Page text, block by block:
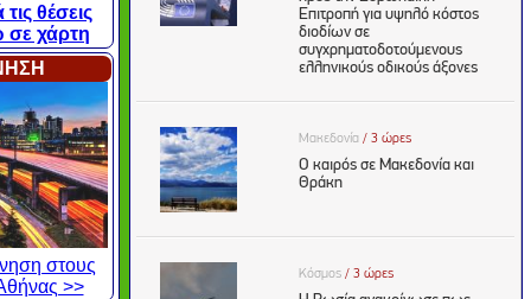
θέσεις
χάρτη
στους
>>